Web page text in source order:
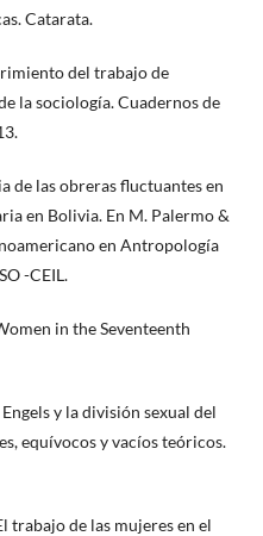
Catarata.
del trabajo de
la sociología. Cuadernos de
de las obreras fluctuantes en
en Bolivia. En M. Palermo &
en Antropología
-CEIL.
in the Seventeenth
y la división sexual del
equívocos y vacíos teóricos.
trabajo de las mujeres en el